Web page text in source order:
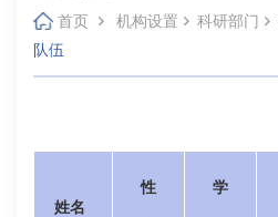
首页 机构设置 科研部门
队伍
姓名
性 学